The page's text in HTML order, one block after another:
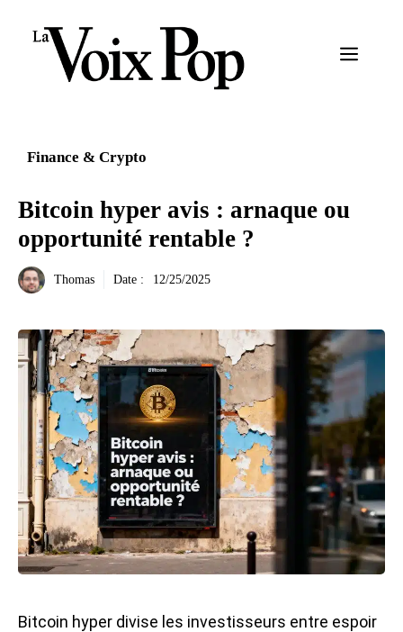
Menu
Finance & Crypto
Bitcoin hyper avis : arnaque ou
opportunité rentable ?
Thomas Date : 12/25/2025
Bitcoin hyper divise les investisseurs entre espoir